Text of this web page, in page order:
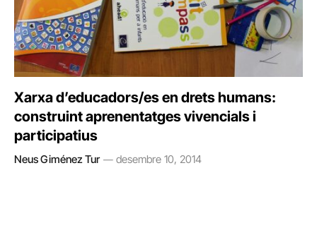
Xarxa d’educadors/es en drets humans:
construint aprenentatges vivencials i
participatius
Neus Giménez Tur desembre 10, 2014